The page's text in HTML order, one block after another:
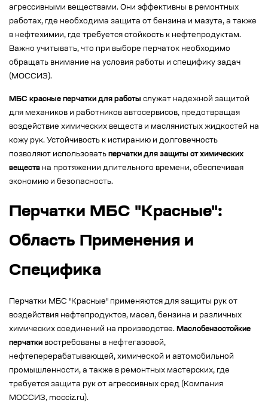
агрессивными веществами. Они эффективны в ремонтных
работах, где необходима защита от бензина и мазута, а также
в нефтехимии, где требуется стойкость к нефтепродуктам.
Важно учитывать, что при выборе перчаток необходимо
обращать внимание на условия работы и специфику задач
(МОССИЗ).
МБС красные перчатки для работы служат надежной защитой
для механиков и работников автосервисов, предотвращая
воздействие химических веществ и маслянистых жидкостей на
кожу рук. Устойчивость к истиранию и долговечность
позволяют использовать перчатки для защиты от химических
веществ на протяжении длительного времени, обеспечивая
экономию и безопасность.
Перчатки МБС "Красные":
Область Применения и
Специфика
Перчатки МБС "Красные" применяются для защиты рук от
воздействия нефтепродуктов, масел, бензина и различных
химических соединений на производстве. Маслобензостойкие
перчатки востребованы в нефтегазовой,
нефтеперерабатывающей, химической и автомобильной
промышленности, а также в ремонтных мастерских, где
требуется защита рук от агрессивных сред (Компания
МОССИЗ, mocciz.ru).